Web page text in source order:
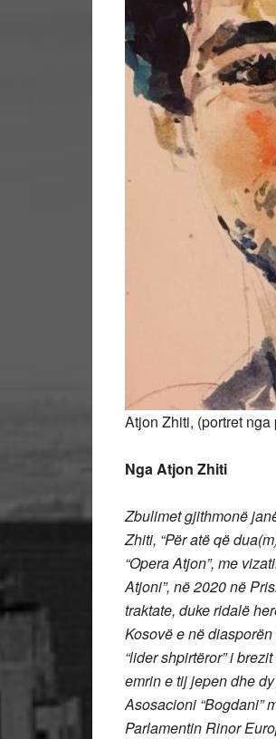
Atjon Zhiti, (portret
Nga Atjon Zhiti
Zbulimet gjithmonë
Zhiti, “Për atë që
“Opera Atjon”, me
Atjoni”, në 2020 në
traktate, duke ridalë
Kosovë e në
“lider shpirtëror” i
emrin e tij jepen dhe
Asosacioni “Bogdani”
Parlamentin Rinor